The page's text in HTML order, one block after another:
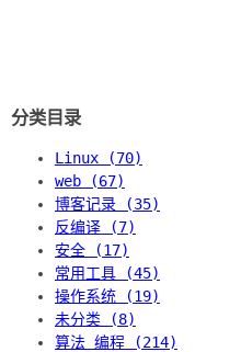
分类目录
Linux (70)
web (67)
博客记录 (35)
反编译 (7)
安全 (17)
常用工具 (45)
操作系统 (19)
未分类 (8)
算法 编程 (214)